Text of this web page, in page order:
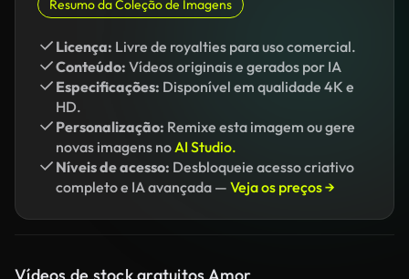
Resumo da Coleção de Imagens
Licença: Livre de royalties para uso comercial.
Conteúdo: Vídeos originais e gerados por IA
Especificações: Disponível em qualidade 4K e
HD.
Personalização: Remixe esta imagem ou gere
novas imagens noAI Studio.
Níveis de acesso: Desbloqueie acesso criativo
completo e IA avançada — Veja os preços →